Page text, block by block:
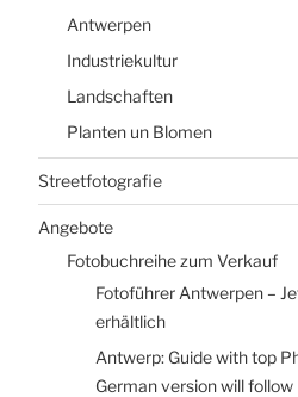
Antwerpen
Industriekultur
Landschaften
Planten un Blomen
Streetfotografie
Angebote
Fotobuchreihe zum Verkauf
Fotoführer Antwerpen –
erhältlich
Antwerp: Guide with top
German version will follow